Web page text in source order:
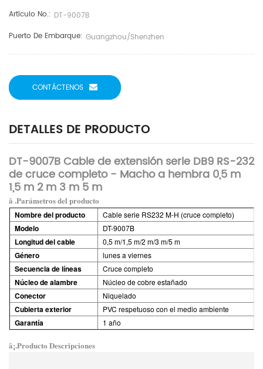
Artículo No.: DT-9007B
Puerto De Embarque: Guangzhou/Shenzhen
CONTÁCTENOS
DETALLES DE PRODUCTO
DT-9007B Cable de extensión serie DB9 RS-232
de cruce completo - Macho a hembra 0,5 m
1,5 m 2 m 3 m 5 m
â .Parámetros del producto
Nombre del producto Cable serie RS232 M-H (cruce completo)
Modelo DT-9007B
Longitud del cable 0,5 m/1,5 m/2 m/3 m/5 m
Género lunes a viernes
Secuencia de líneas Cruce completo
Núcleo de alambre Núcleo de cobre estañado
Conector Niquelado
Cubierta exterior PVC respetuoso con el medio ambiente
Garantía 1 año
â¡.Producto Descripciones